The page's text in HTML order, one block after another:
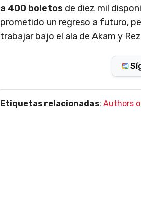
a 400 boletos de diez mil
prometido un regreso a futuro,
trabajar bajo el ala de Akam y
Etiquetas relacionadas: Authors